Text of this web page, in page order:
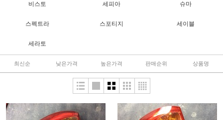
비스토 세피아 슈마
스펙트라 스포티지 세이블
세라토
최신순 낮은가격 높은가격 판매순위 상품명